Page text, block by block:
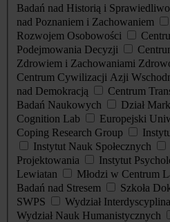
Badań nad Historią i
nad Poznaniem i Zachowaniem
Rozwojem Osobowości
Podejmowania Decyzji
Zdrowiem i Zachowaniami
Centrum Cywilizacji Azji
nad Demokracją
Centrum
Badań Naukowych
Dział
Cognition Lab
Europejski
Coping Research Group
Instytut Nauk Społecznych
Projektowania
Instytut
Lewiatan
Młodzi w Centrum
Badań nad Stresem
Szkoła
SWPS
Wydział
Wydział Nauk Humanistycznych